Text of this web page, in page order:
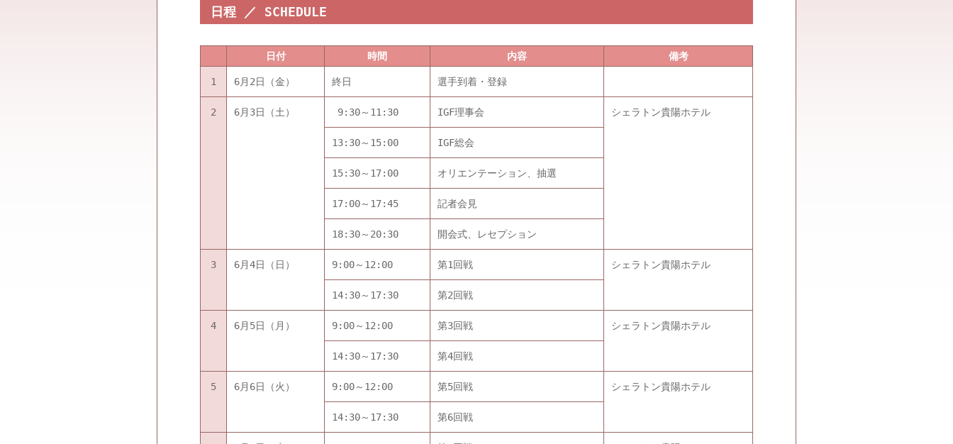
日程 ／ SCHEDULE
日付 時間 内容 備考
1 6月2日（金） 終日 選手到着・登録
2 6月3日（土） 9:30～11:30 IGF理事会 シェラトン貴陽ホテル
13:30～15:00 IGF総会
15:30～17:00 オリエンテーション、抽選
17:00～17:45 記者会見
18:30～20:30 開会式、レセプション
3 6月4日（日） 9:00～12:00 第1回戦 シェラトン貴陽ホテル
14:30～17:30 第2回戦
4 6月5日（月） 9:00～12:00 第3回戦 シェラトン貴陽ホテル
14:30～17:30 第4回戦
5 6月6日（火） 9:00～12:00 第5回戦 シェラトン貴陽ホテル
14:30～17:30 第6回戦